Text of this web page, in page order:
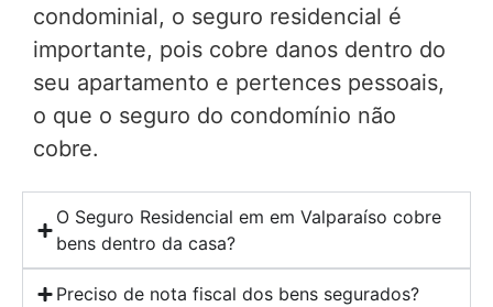
condominial, o seguro residencial é
importante, pois cobre danos dentro do
seu apartamento e pertences pessoais,
o que o seguro do condomínio não
cobre.
O Seguro Residencial em em Valparaíso cobre
bens dentro da casa?
Preciso de nota fiscal dos bens segurados?